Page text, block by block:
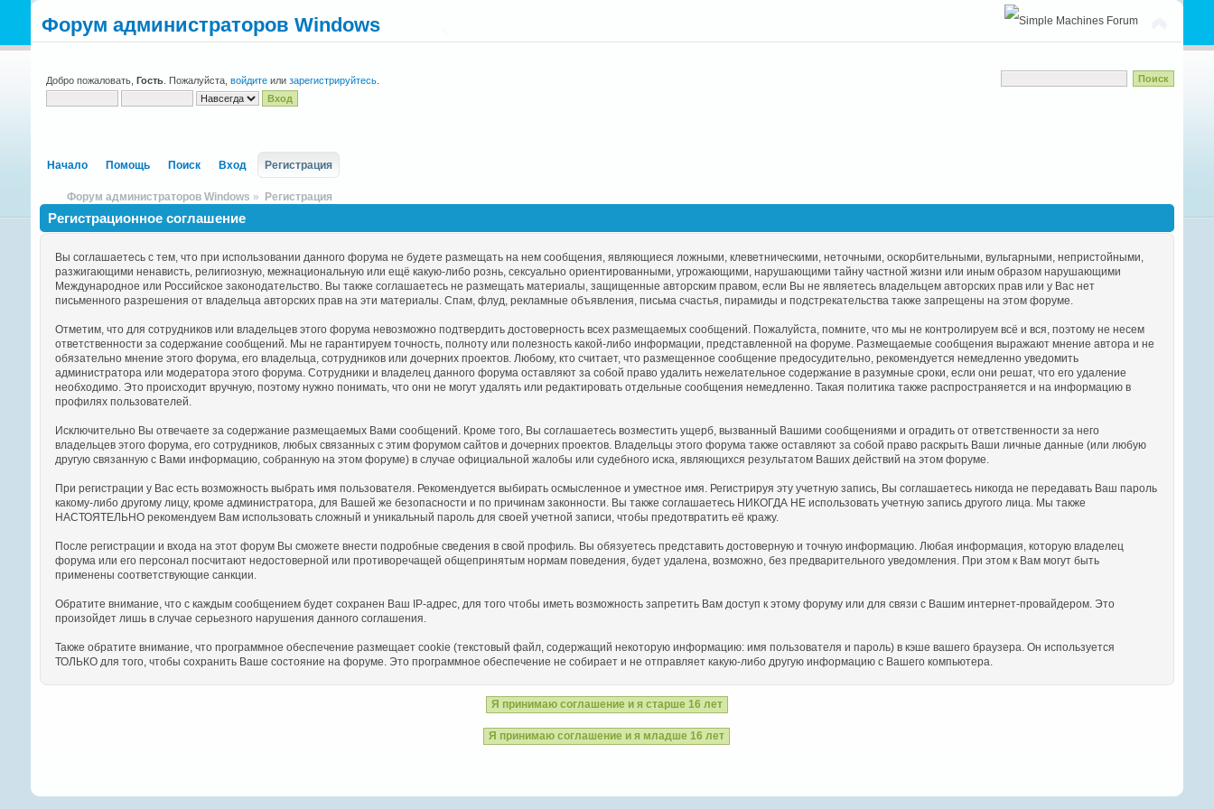
Форум администраторов Windows
Добро пожаловать, Гость. Пожалуйста, войдитеили зарегистрируйтесь.
Начало Помощь Поиск Вход Регистрация
Форум администраторов Windows » Регистрация
Регистрационное соглашение
Вы соглашаетесь с тем, что при использовании данного форума не будете размещать на нем сообщения, являющиеся ложными, клеветническими, неточными, оскорбительными, вульгарными, непристойными,
разжигающими ненависть, религиозную, межнациональную или ещё какую-либо рознь, сексуально ориентированными, угрожающими, нарушающими тайну частной жизни или иным образом нарушающими
Международное или Российское законодательство. Вы также соглашаетесь не размещать материалы, защищенные авторским правом, если Вы не являетесь владельцем авторских прав или у Вас нет
письменного разрешения от владельца авторских прав на эти материалы. Спам, флуд, рекламные объявления, письма счастья, пирамиды и подстрекательства также запрещены на этом форуме.
Отметим, что для сотрудников или владельцев этого форума невозможно подтвердить достоверность всех размещаемых сообщений. Пожалуйста, помните, что мы не контролируем всё и вся, поэтому не несем
ответственности за содержание сообщений. Мы не гарантируем точность, полноту или полезность какой-либо информации, представленной на форуме. Размещаемые сообщения выражают мнение автора и не
обязательно мнение этого форума, его владельца, сотрудников или дочерних проектов. Любому, кто считает, что размещенное сообщение предосудительно, рекомендуется немедленно уведомить
администратора или модератора этого форума. Сотрудники и владелец данного форума оставляют за собой право удалить нежелательное содержание в разумные сроки, если они решат, что его удаление
необходимо. Это происходит вручную, поэтому нужно понимать, что они не могут удалять или редактировать отдельные сообщения немедленно. Такая политика также распространяется и на информацию в
профилях пользователей.
Исключительно Вы отвечаете за содержание размещаемых Вами сообщений. Кроме того, Вы соглашаетесь возместить ущерб, вызванный Вашими сообщениями и оградить от ответственности за него
владельцев этого форума, его сотрудников, любых связанных с этим форумом сайтов и дочерних проектов. Владельцы этого форума также оставляют за собой право раскрыть Ваши личные данные (или любую
другую связанную с Вами информацию, собранную на этом форуме) в случае официальной жалобы или судебного иска, являющихся результатом Ваших действий на этом форуме.
При регистрации у Вас есть возможность выбрать имя пользователя. Рекомендуется выбирать осмысленное и уместное имя. Регистрируя эту учетную запись, Вы соглашаетесь никогда не передавать Ваш пароль
какому-либо другому лицу, кроме администратора, для Вашей же безопасности и по причинам законности. Вы также соглашаетесь НИКОГДА НЕ использовать учетную запись другого лица. Мы также
НАСТОЯТЕЛЬНО рекомендуем Вам использовать сложный и уникальный пароль для своей учетной записи, чтобы предотвратить её кражу.
После регистрации и входа на этот форум Вы сможете внести подробные сведения в свой профиль. Вы обязуетесь представить достоверную и точную информацию. Любая информация, которую владелец
форума или его персонал посчитают недостоверной или противоречащей общепринятым нормам поведения, будет удалена, возможно, без предварительного уведомления. При этом к Вам могут быть
применены соответствующие санкции.
Обратите внимание, что с каждым сообщением будет сохранен Ваш IP-адрес, для того чтобы иметь возможность запретить Вам доступ к этому форуму или для связи с Вашим интернет-провайдером. Это
произойдет лишь в случае серьезного нарушения данного соглашения.
Также обратите внимание, что программное обеспечение размещает cookie (текстовый файл, содержащий некоторую информацию: имя пользователя и пароль) в кэше вашего браузера. Он используется
ТОЛЬКО для того, чтобы сохранить Ваше состояние на форуме. Это программное обеспечение не собирает и не отправляет какую-либо другую информацию с Вашего компьютера.